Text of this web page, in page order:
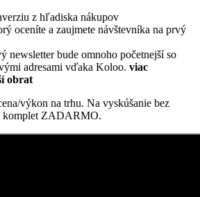
z hľadiska nákupov
oceníte a zaujmete návštevníka na prvý
newsletter bude omnoho početnejší so
adresami vďaka Koloo. viac
obrat
výkon na trhu. Na vyskúšanie bez
komplet ZADARMO.